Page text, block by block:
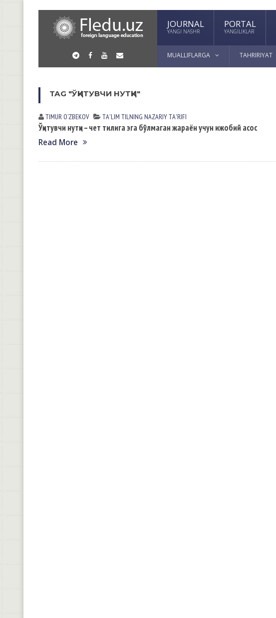
JOURNAL
YANGI NASHR
PORTAL
YANGILIKLAR
MUALLIFLARGA TAHRIRIYAT
TAG "ЎҚИТУВЧИ НУТҚИ"
TIMUR OʼZBEKOV TА'LIM TILNING NАZАRIY TА'RIFI
Ўқитувчи нутқи – чет тилига эга бўлмаган жараён учун ижобий асос
Read More